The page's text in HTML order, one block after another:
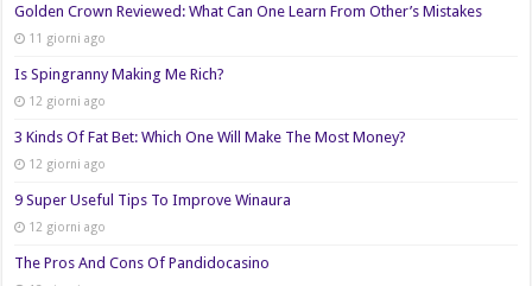
Golden Crown Reviewed: What Can One Learn From Other’s Mistakes
11 giorni ago
Is Spingranny Making Me Rich?
12 giorni ago
3 Kinds Of Fat Bet: Which One Will Make The Most Money?
12 giorni ago
9 Super Useful Tips To Improve Winaura
12 giorni ago
The Pros And Cons Of Pandidocasino